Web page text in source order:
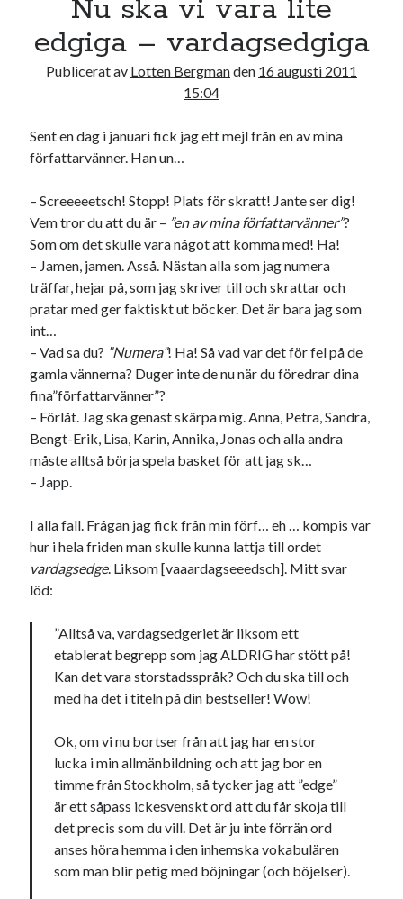
18 19 20 21 22 23
24 25 26 27 28 29 30
31
Kategorier
Kategorier
Etiketter
#blogg100 allmänbildning
barnen
död England fest film fotboll
historia hotell jobb
Julkalenderfacit
kåseri lifvet Lund mat minne
minnen mode museum musik
reklam resa sekrutt skola
sommar språk språkpolis
Stockholm svenska tips tåg
USA
Nu ska vi vara lite
edgiga – vardagsedgiga
Publicerat av Lotten Bergmanden 16 augusti 2011
15:04
Sent en dag i januari fick jag ett mejl från en av mina
författarvänner. Han un…
– Screeeeetsch! Stopp! Plats för skratt! Jante ser dig!
Vem tror du att du är – ”en av mina författarvänner”?
Som om det skulle vara något att komma med! Ha!
– Jamen, jamen. Asså. Nästan alla som jag numera
träffar, hejar på, som jag skriver till och skrattar och
pratar med ger faktiskt ut böcker. Det är bara jag som
int…
– Vad sa du? ”Numera”! Ha! Så vad var det för fel på de
gamla vännerna? Duger inte de nu när du föredrar dina
fina”författarvänner”?
– Förlåt. Jag ska genast skärpa mig. Anna, Petra, Sandra,
Bengt-Erik, Lisa, Karin, Annika, Jonas och alla andra
måste alltså börja spela basket för att jag sk…
– Japp.
I alla fall. Frågan jag fick från min förf… eh … kompis var
hur i hela friden man skulle kunna lattja till ordet
vardagsedge. Liksom [vaaardagseeedsch]. Mitt svar
löd:
”Alltså va, vardagsedgeriet är liksom ett
etablerat begrepp som jag ALDRIG har stött på!
Kan det vara storstadsspråk? Och du ska till och
med ha det i titeln på din bestseller! Wow!
Ok, om vi nu bortser från att jag har en stor
lucka i min allmänbildning och att jag bor en
timme från Stockholm, så tycker jag att ”edge”
är ett såpass ickesvenskt ord att du får skoja till
det precis som du vill. Det är ju inte förrän ord
anses höra hemma i den inhemska vokabulären
som man blir petig med böjningar (och böjelser).